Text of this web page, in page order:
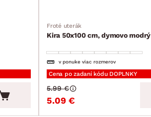
Froté uterák
Kira 50x100 cm, dymovo modrý
v ponuke viac rozmerov
Cena po zadaní kódu DOPLNKY
5.09 €
5.99 €